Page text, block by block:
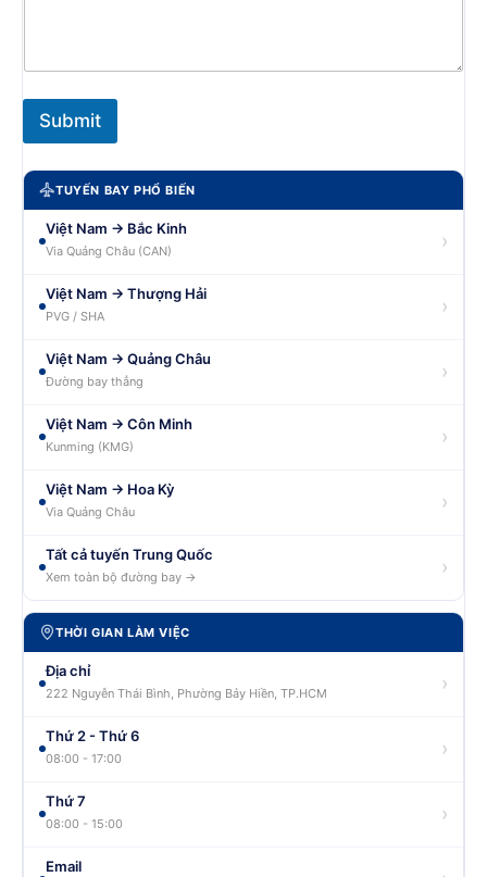
Submit
TUYẾN BAY PHỔ BIẾN
Việt Nam → Bắc Kinh
Via Quảng Châu (CAN) ›
Việt Nam → Thượng Hải
PVG / SHA ›
Việt Nam → Quảng Châu
Đường bay thẳng ›
Việt Nam → Côn Minh
Kunming (KMG) ›
Việt Nam → Hoa Kỳ
Via Quảng Châu ›
Tất cả tuyến Trung Quốc
Xem toàn bộ đường bay → ›
THỜI GIAN LÀM VIỆC
Địa chỉ
222 Nguyễn Thái Bình, Phường Bảy Hiền, TP.HCM ›
Thứ 2 - Thứ 6
08:00 - 17:00 ›
Thứ 7
08:00 - 15:00 ›
Email